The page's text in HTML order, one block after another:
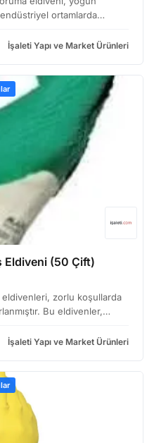
ortamlarda
güvenli ça…
İşaleti Yapı ve Market Ürünleri
Eldiveni (50 Çift)
eldivenleri, zorlu koşullarda
Bu eldivenler,
daya…
İşaleti Yapı ve Market Ürünleri